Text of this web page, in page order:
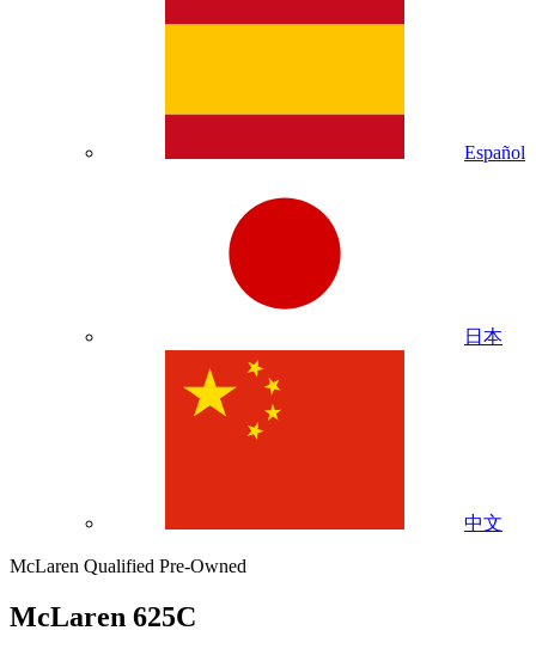
Español
日本
中文
McLaren Qualified Pre-Owned
McLaren 625C